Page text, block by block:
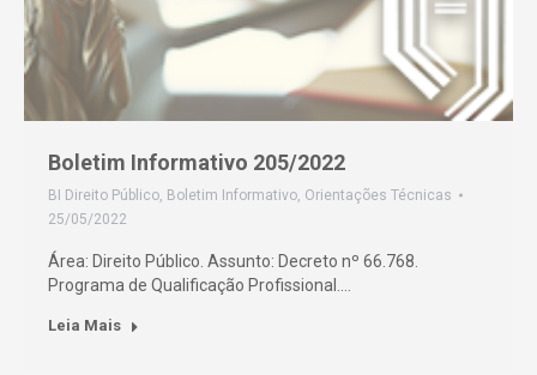
Boletim Informativo 205/2022
BI Direito Público, Boletim Informativo, Orientações Técnicas
25/05/2022
Área: Direito Público. Assunto: Decreto nº 66.768.
Programa de Qualificação Profissional.…
Leia Mais